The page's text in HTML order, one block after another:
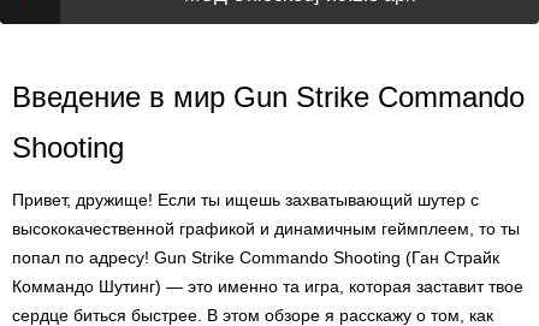
Введение в мир Gun Strike Commando
Shooting
Привет, дружище! Если ты ищешь захватывающий шутер с
высококачественной графикой и динамичным геймплеем, то ты
попал по адресу! Gun Strike Commando Shooting (Ган Страйк
Коммандо Шутинг) — это именно та игра, которая заставит твое
сердце биться быстрее. В этом обзоре я расскажу о том, как